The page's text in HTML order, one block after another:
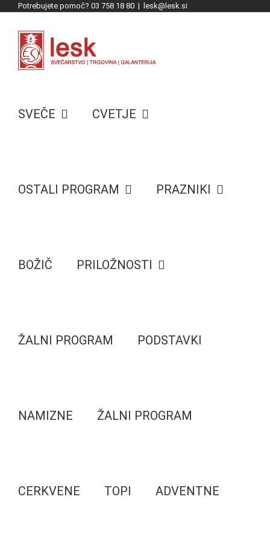
content
Potrebujete pomoč? 03 758 18 80 | lesk@lesk.si
SVEČE CVETJE
OSTALI PROGRAM PRAZNIKI
BOŽIČ PRILOŽNOSTI
ŽALNI PROGRAM PODSTAVKI
NAMIZNE ŽALNI PROGRAM
CERKVENE TOPI ADVENTNE